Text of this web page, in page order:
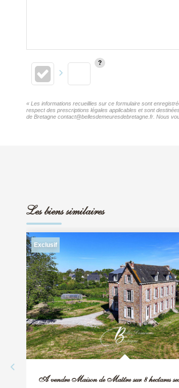
« Les informations recueillies sur ce formulaire sont
respect des prescriptions légales applicables et sont
de Bretagne contact@bellesdemeuresdebretagne.fr. Nous
Les biens similaires
Exclusif